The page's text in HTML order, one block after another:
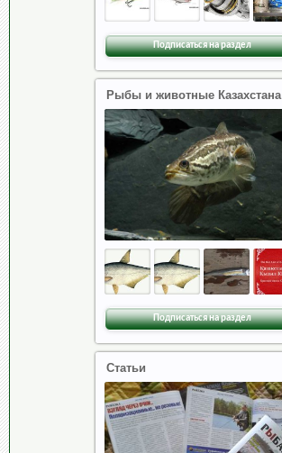
Подписаться на раздел
Рыбы и животные Казахстана
Подписаться на раздел
Статьи